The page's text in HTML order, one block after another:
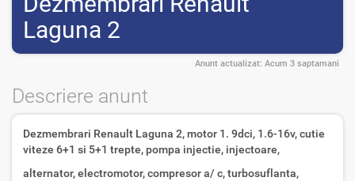
Laguna 2
Anunt actualizat: Acum 3 saptamani
Descriere anunt
Dezmembrari Renault Laguna 2, motor 1. 9dci, 1.6-16v, cutie
viteze 6+1 si 5+1 trepte, pompa injectie, injectoare,
alternator, electromotor, compresor a/ c, turbosuflanta,